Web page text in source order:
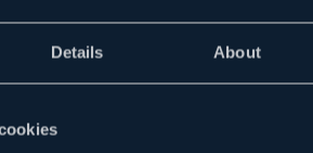
Details About